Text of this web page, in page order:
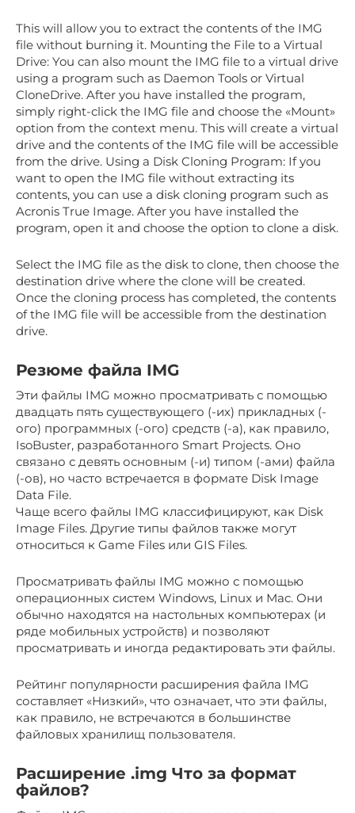
This will allow you to extract the contents of the IMG
file without burning it. Mounting the File to a Virtual
Drive: You can also mount the IMG file to a virtual drive
using a program such as Daemon Tools or Virtual
CloneDrive. After you have installed the program,
simply right-click the IMG file and choose the «Mount»
option from the context menu. This will create a virtual
drive and the contents of the IMG file will be accessible
from the drive. Using a Disk Cloning Program: If you
want to open the IMG file without extracting its
contents, you can use a disk cloning program such as
Acronis True Image. After you have installed the
program, open it and choose the option to clone a disk.
Select the IMG file as the disk to clone, then choose the
destination drive where the clone will be created.
Once the cloning process has completed, the contents
of the IMG file will be accessible from the destination
drive.
Резюме файла IMG
Эти файлы IMG можно просматривать с помощью
двадцать пять существующего (-их) прикладных (-
ого) программных (-ого) средств (-а), как правило,
IsoBuster, разработанного Smart Projects. Оно
связано с девять основным (-и) типом (-ами) файла
(-ов), но часто встречается в формате Disk Image
Data File.
Чаще всего файлы IMG классифицируют, как Disk
Image Files. Другие типы файлов также могут
относиться к Game Files или GIS Files.
Просматривать файлы IMG можно с помощью
операционных систем Windows, Linux и Mac. Они
обычно находятся на настольных компьютерах (и
ряде мобильных устройств) и позволяют
просматривать и иногда редактировать эти файлы.
Рейтинг популярности расширения файла IMG
составляет «Низкий», что означает, что эти файлы,
как правило, не встречаются в большинстве
файловых хранилищ пользователя.
Расширение .img Что за формат
файлов?